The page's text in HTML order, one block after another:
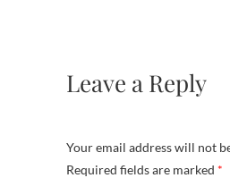
Leave a Reply
Your email address will not
Required fields are marked *